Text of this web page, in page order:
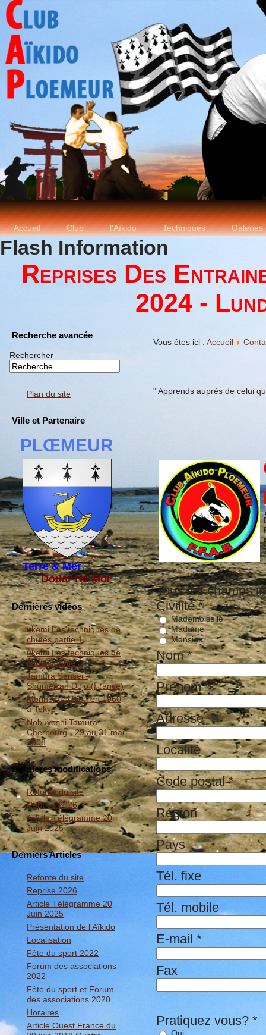
Accueil Club l'Aïkido Techniques Galeries
Flash Information
Reprises Des
2024 -
Recherche avancée
Rechercher
Plan du site
Ville et Partenaire
PLŒMEUR
Terre & Mer
Douar Ha Mor
Dernières vidéos
ukemi Les techniques de
chutes partie 1
ukemi Les techniques de
chutes partie 2
Tamura Sensei -
Shumeikan Dojo (France)
Morihei Ueshiba en 1960
à Tokyo
Nobuyoshi Tamura -
Cherbourg - 29 au 31 mai
2008
Dernieres modifications
Refonte du site
Reprise 2026
Article Télégramme 20
Juin 2025
Derniers Articles
Refonte du site
Reprise 2026
Article Télégramme 20
Juin 2025
Présentation de l'Aïkido
Localisation
Fête du sport 2022
Forum des associations
2022
Fête du sport et Forum
des associations 2020
Horaires
Article Ouest France du
Vous êtes ici : Accueil
" Apprends auprès de celui
Tous les champs
Civilité *
Mademoiselle
Madame
Monsieur
Nom *
Prénom *
Adresse
Localité
Code postal *
Région
Pays
Tél. fixe
Tél. mobile
E-mail *
Fax
Pratiquez vous? *